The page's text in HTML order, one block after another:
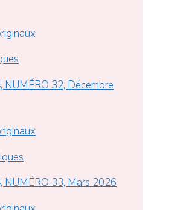
NUMÉRO 32, Décembre
NUMÉRO 33, Mars 2026